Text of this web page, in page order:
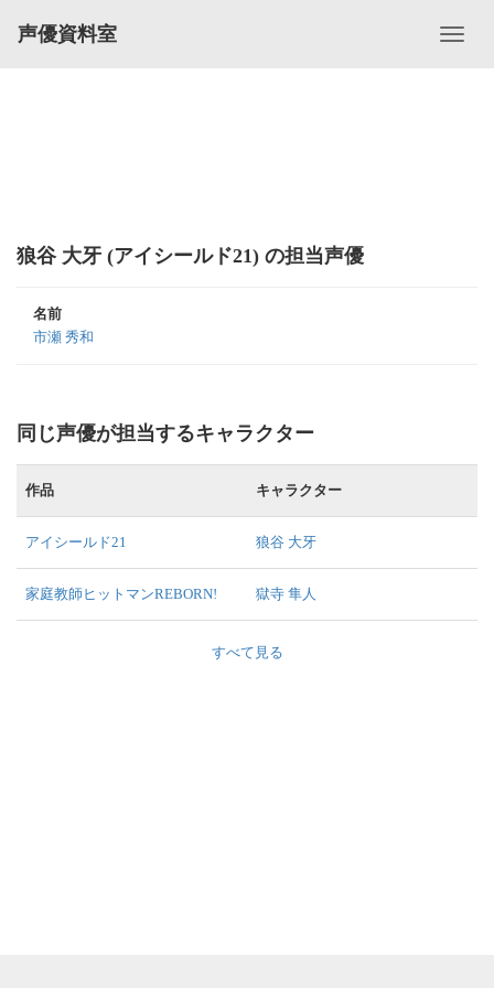
声優資料室
狼谷 大牙 (アイシールド21) の担当声優
名前
市瀬 秀和
同じ声優が担当するキャラクター
作品 キャラクター
アイシールド21 狼谷 大牙
家庭教師ヒットマンREBORN! 獄寺 隼人
すべて見る